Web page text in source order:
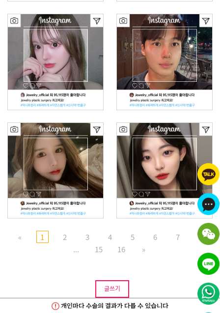
« 1 2 3 4 5 6 7
8
...
15 16 »
글쓰기
개인마다 수술의 결과가 다를 수 있습니다